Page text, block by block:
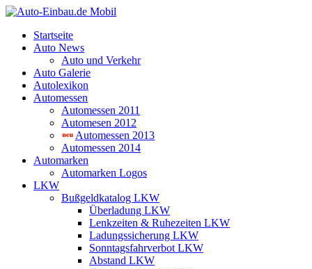
Startseite
Auto News
Auto und Verkehr
Auto Galerie
Autolexikon
Automessen
Automessen 2011
Automesen 2012
Automessen 2013
Automessen 2014
Automarken
Automarken Logos
LKW
Bußgeldkatalog LKW
Überladung LKW
Lenkzeiten & Ruhezeiten LKW
Ladungssicherung LKW
Sonntagsfahrverbot LKW
Abstand LKW